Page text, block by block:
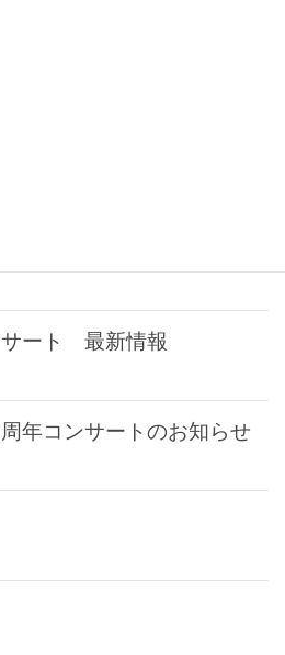
サート 最新情報
年コンサートのお知らせ